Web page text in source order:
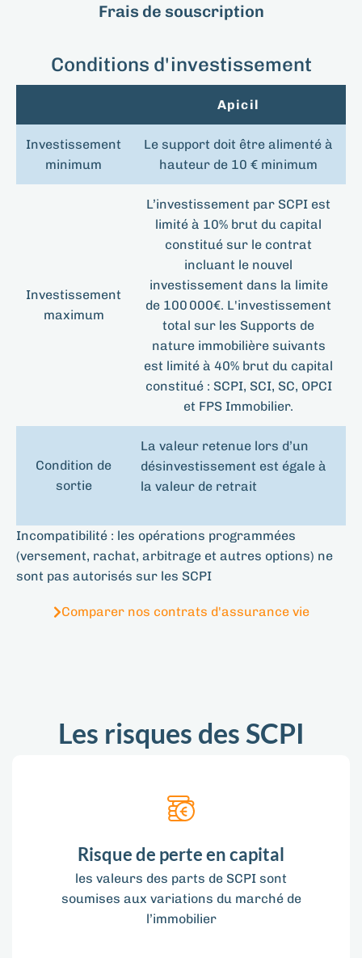
Frais de souscription
Conditions d'investissement
Apicil
Investissement
minimum
Le support doit être alimenté à
hauteur de 10 € minimum
Investissement
maximum
L’investissement par SCPI est
limité à 10% brut du capital
constitué sur le contrat
incluant le nouvel
investissement dans la limite
de 100 000€. L'investissement
total sur les Supports de
nature immobilière suivants
est limité à 40% brut du capital
constitué : SCPI, SCI, SC, OPCI
et FPS Immobilier.
Condition de
sortie
La valeur retenue lors d’un
désinvestissement est égale à
la valeur de retrait
Incompatibilité : les opérations programmées
(versement, rachat, arbitrage et autres options) ne
sont pas autorisés sur les SCPI
Comparer nos contrats d'assurance vie
Les risques des SCPI
Risque de perte en capital
les valeurs des parts de SCPI sont
soumises aux variations du marché de
l’immobilier